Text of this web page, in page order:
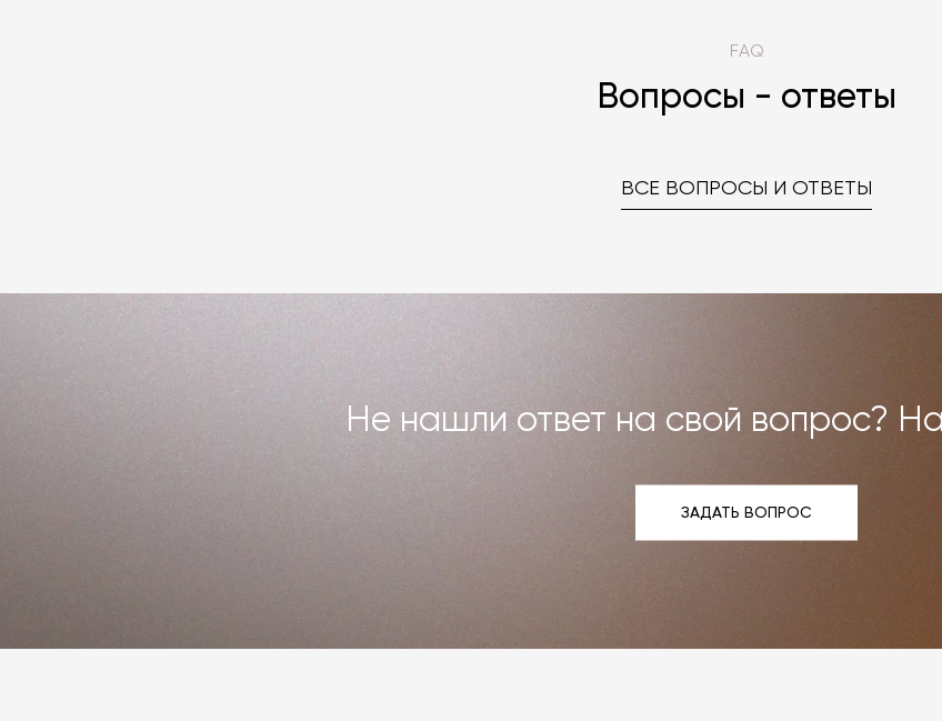
FAQ
Вопросы - ответы
ВСЕ ВОПРОСЫ И ОТВЕТЫ
Не нашли ответ на свой вопрос?
ЗАДАТЬ ВОПРОС